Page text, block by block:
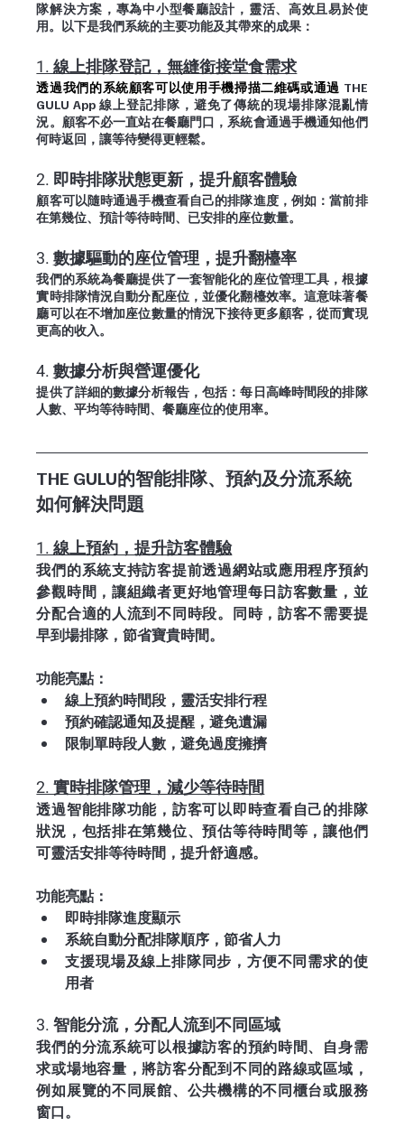
隊解決方案，專為中小型餐廳設計，靈活、高效且易於使
用。以下是我們系統的主要功能及其帶來的成果：
1. 線上排隊登記，無縫銜接堂食需求
透過我們的系統顧客可以使用手機掃描二維碼或通過 THE
GULU App 線上登記排隊，避免了傳統的現場排隊混亂情
況。顧客不必一直站在餐廳門口，系統會通過手機通知他們
何時返回，讓等待變得更輕鬆。
2. 即時排隊狀態更新，提升顧客體驗
顧客可以隨時通過手機查看自己的排隊進度，例如：當前排
在第幾位、預計等待時間、已安排的座位數量。
3. 數據驅動的座位管理，提升翻檯率
我們的系統為餐廳提供了一套智能化的座位管理工具，根據
實時排隊情況自動分配座位，並優化翻檯效率。這意味著餐
廳可以在不增加座位數量的情況下接待更多顧客，從而實現
更高的收入。
4. 數據分析與營運優化
提供了詳細的數據分析報告，包括：每日高峰時間段的排隊
人數、平均等待時間、餐廳座位的使用率。
THE GULU的智能排隊、預約及分流系統
如何解決問題
1. 線上預約，提升訪客體驗
我們的系統支持訪客提前透過網站或應用程序預約
參觀時間，讓組織者更好地管理每日訪客數量，並
分配合適的人流到不同時段。同時，訪客不需要提
早到場排隊，節省寶貴時間。
功能亮點：
線上預約時間段，靈活安排行程
預約確認通知及提醒，避免遺漏
限制單時段人數，避免過度擁擠
2. 實時排隊管理，減少等待時間
透過智能排隊功能，訪客可以即時查看自己的排隊
狀況，包括排在第幾位、預估等待時間等，讓他們
可靈活安排等待時間，提升舒適感。
功能亮點：
即時排隊進度顯示
系統自動分配排隊順序，節省人力
支援現場及線上排隊同步，方便不同需求的使
用者
3. 智能分流，分配人流到不同區域
我們的分流系統可以根據訪客的預約時間、自身需
求或場地容量，將訪客分配到不同的路線或區域，
例如展覽的不同展館、公共機構的不同櫃台或服務
窗口。